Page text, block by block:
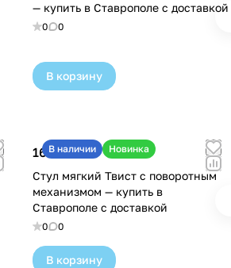
— купить в Ставрополе с доставкой
0 0
В корзину
В наличии Новинка
16 600 ₽
Стул мягкий Твист с поворотным
механизмом — купить в
Ставрополе с доставкой
0 0
В корзину